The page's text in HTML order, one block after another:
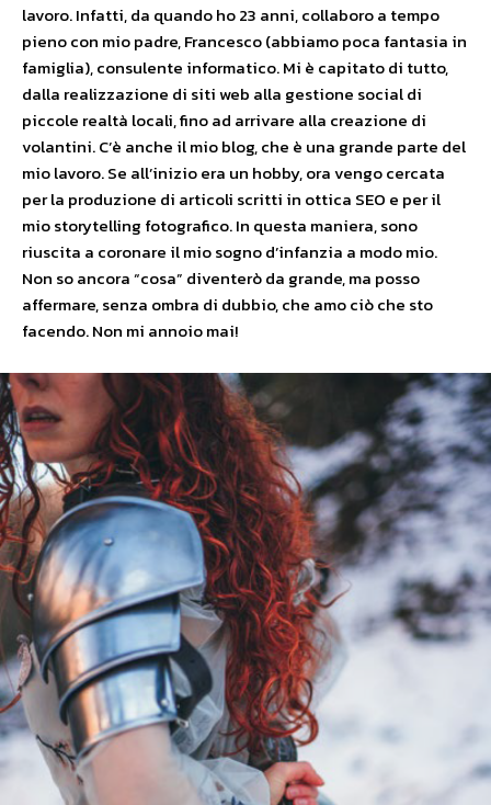
lavoro. Infatti, da quando ho 23 anni, collaboro a tempo
pieno con mio padre, Francesco (abbiamo poca fantasia in
famiglia), consulente informatico. Mi è capitato di tutto,
dalla realizzazione di siti web alla gestione social di
piccole realtà locali, fino ad arrivare alla creazione di
volantini. C’è anche il mio blog, che è una grande parte del
mio lavoro. Se all’inizio era un hobby, ora vengo cercata
per la produzione di articoli scritti in ottica SEO e per il
mio storytelling fotografico. In questa maniera, sono
riuscita a coronare il mio sogno d’infanzia a modo mio.
Non so ancora “cosa” diventerò da grande, ma posso
affermare, senza ombra di dubbio, che amo ciò che sto
facendo. Non mi annoio mai!